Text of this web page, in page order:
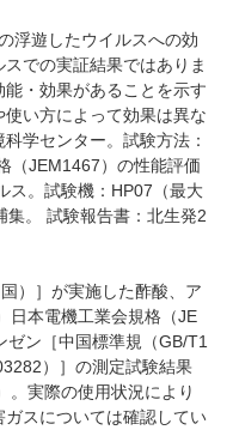
浮遊したウイルスへの効
での実証結果ではありま
・効果があることを示す
い方によって効果は異な
学センター。試験方法：
（JEM1467）の性能評価
ス。試験機：HP07（最大
集。 試験報告書：北生発2
）］が実施した酢酸、ア
日本電機工業会規格（JE
ン［中国標準規（GB/T1
）］の測定試験結果
。実際の使用状況により
スについては確認してい